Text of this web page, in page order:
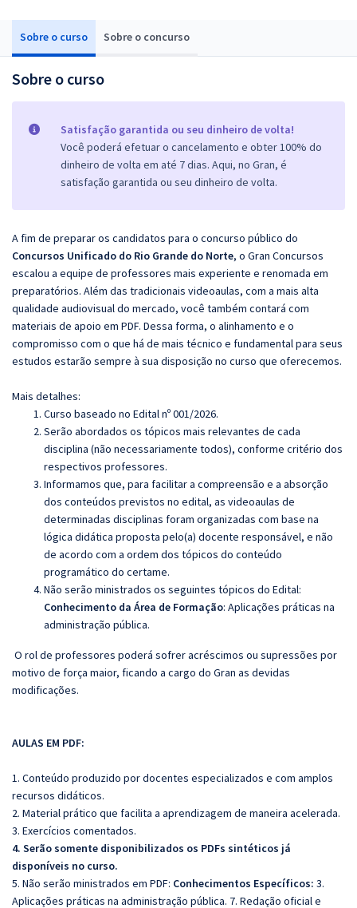
Sobre o curso Sobre o concurso
Sobre o curso
Satisfação garantida ou seu dinheiro de volta!
Você poderá efetuar o cancelamento e obter 100% do
dinheiro de volta em até 7 dias. Aqui, no Gran, é
satisfação garantida ou seu dinheiro de volta.
A fim de preparar os candidatos para o concurso público do
Concursos Unificado do Rio Grande do Norte, o Gran Concursos
escalou a equipe de professores mais experiente e renomada em
preparatórios. Além das tradicionais videoaulas, com a mais alta
qualidade audiovisual do mercado, você também contará com
materiais de apoio em PDF. Dessa forma, o alinhamento e o
compromisso com o que há de mais técnico e fundamental para seus
estudos estarão sempre à sua disposição no curso que oferecemos.
Mais detalhes:
Curso baseado no Edital nº 001/2026.
Serão abordados os tópicos mais relevantes de cada
disciplina (não necessariamente todos), conforme critério dos
respectivos professores.
Informamos que, para facilitar a compreensão e a absorção
dos conteúdos previstos no edital, as videoaulas de
determinadas disciplinas foram organizadas com base na
lógica didática proposta pelo(a) docente responsável, e não
de acordo com a ordem dos tópicos do conteúdo
programático do certame.
Não serão ministrados os seguintes tópicos do Edital:
Conhecimento da Área de Formação: Aplicações práticas na
administração pública.
O rol de professores poderá sofrer acréscimos ou supressões por
motivo de força maior, ficando a cargo do Gran as devidas
modificações.
AULAS EM PDF:
1. Conteúdo produzido por docentes especializados e com amplos
recursos didáticos.
2. Material prático que facilita a aprendizagem de maneira acelerada.
3. Exercícios comentados.
4. Serão somente disponibilizados os PDFs sintéticos já
disponíveis no curso.
5. Não serão ministrados em PDF: Conhecimentos Específicos: 3.
Aplicações práticas na administração pública. 7. Redação oficial e